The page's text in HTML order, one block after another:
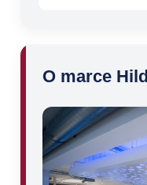
O marce